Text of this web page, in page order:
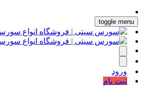
toggle menu
ورود
ثبت نام